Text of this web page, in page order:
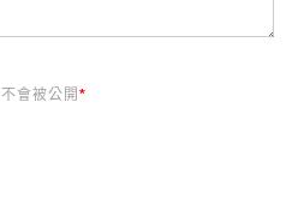
會被公開*